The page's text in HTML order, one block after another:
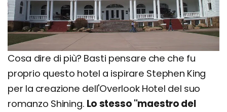
Cosa dire di più? Basti pensare che che fu
proprio questo hotel a ispirare Stephen King
per la creazione dell'Overlook Hotel del suo
romanzo Shining. Lo stesso "maestro del